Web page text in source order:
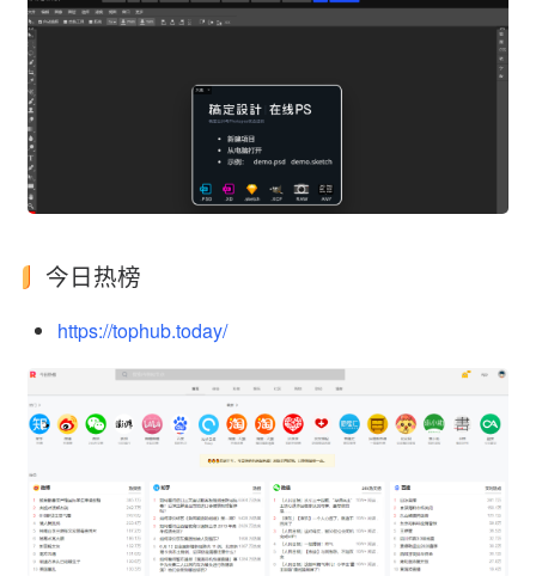
今日热榜
https://tophub.today/